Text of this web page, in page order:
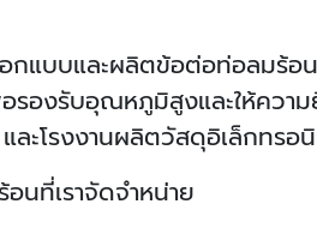
อกแบบและผลิตข้อต่อท่อลมร้
รองรับอุณหภูมิสูงและให้ควา
ละโรงงานผลิตวัสดุอิเล็กทรอ
ที่เราจัดจำหน่าย